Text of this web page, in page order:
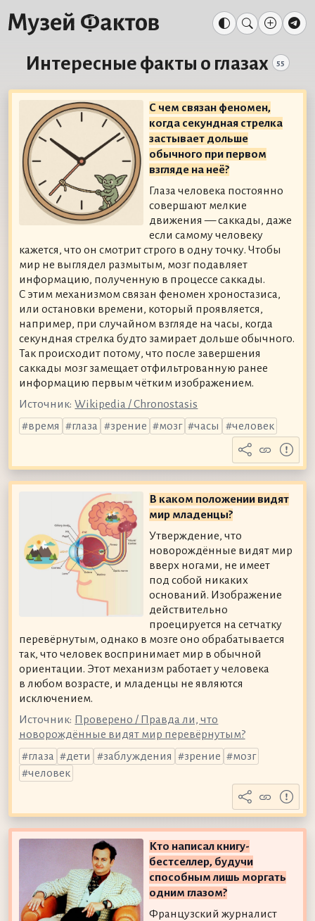
Интересные факты о глазах 55
С чем связан феномен,
когда секундная стрелка
застывает дольше
обычного при первом
взгляде на неё?
Глаза человека постоянно
совершают мелкие
движения — саккады, даже
если самому человеку
кажется, что он смотрит строго в одну точку. Чтобы
мир не выглядел размытым, мозг подавляет
информацию, полученную в процессе саккады.
С этим механизмом связан феномен хроностазиса,
или остановки времени, который проявляется,
например, при случайном взгляде на часы, когда
секундная стрелка будто замирает дольше обычного.
Так происходит потому, что после завершения
саккады мозг замещает отфильтрованную ранее
информацию первым чётким изображением.
Источник: Wikipedia / Chronostasis
время
глаза зрение мозг часы человек
В каком положении видят
мир младенцы?
Утверждение, что
новорождённые видят мир
вверх ногами, не имеет
под собой никаких
оснований. Изображение
действительно
проецируется на сетчатку
перевёрнутым, однако в мозге оно обрабатывается
так, что человек воспринимает мир в обычной
ориентации. Этот механизм работает у человека
в любом возрасте, и младенцы не являются
исключением.
Источник: Проверено / Правда ли, что
новорождённые видят мир перевёрнутым?
глаза
дети заблуждения зрение
мозг
человек
Кто написал книгу-
бестселлер, будучи
способным лишь моргать
одним глазом?
Французский журналист